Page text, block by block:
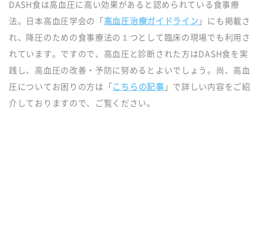
DASH食は高血圧に高い効果があると認められている食事療
法。日本高血圧学会の「 高血圧治療ガイドライン 」にも掲載さ
れ、降圧のための食事療法の１つとして臨床の現場でも利用さ
れています。ですので、高血圧と診断された方はDASH食を実
践し、高血圧の改善・予防に努めるとよいでしょう。尚、高血
圧についてお困りの方は「 こちらの記事 」で詳しい内容をご紹
介しておりますので、ご覧ください。